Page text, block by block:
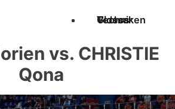
Techniken
Videos
Glossar
vs. CHRISTIE
Qona